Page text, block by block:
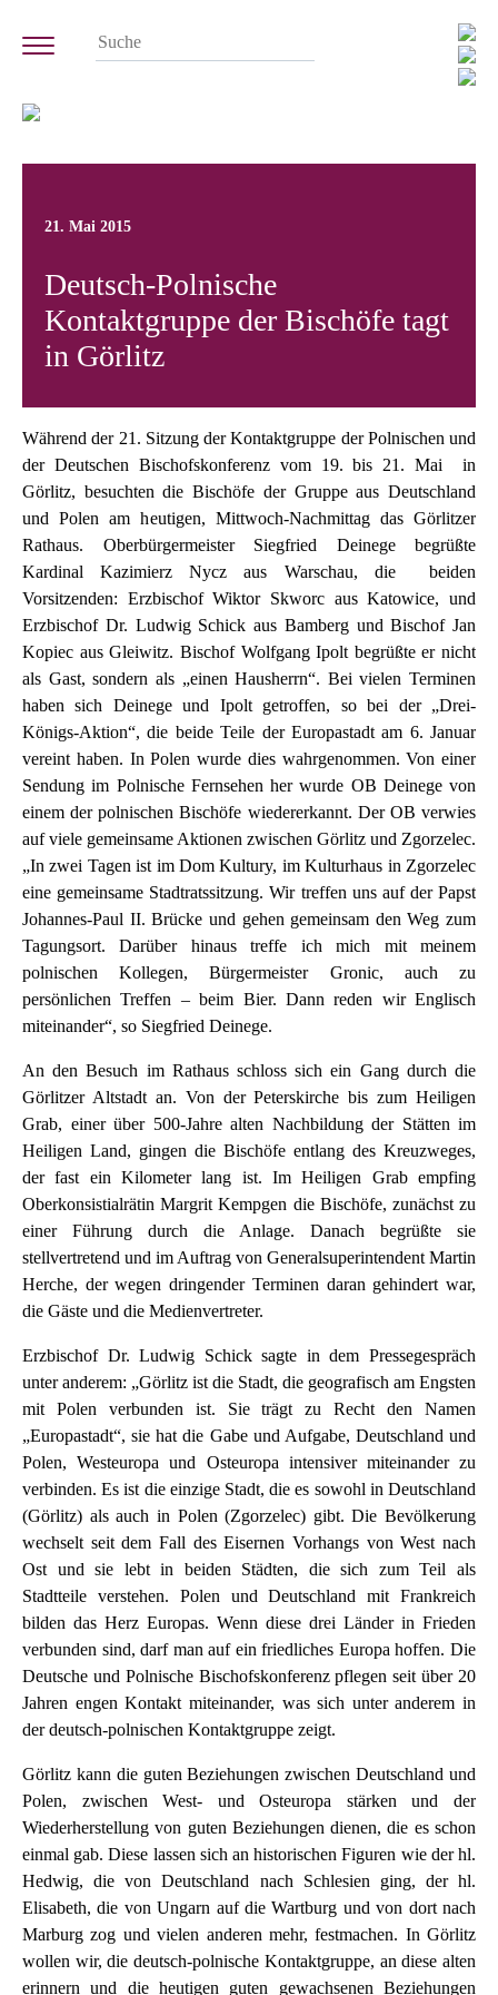
21. Mai 2015
Deutsch-Polnische
Kontaktgruppe der Bischöfe tagt
in Görlitz
Während der 21. Sitzung der Kontaktgruppe der Polnischen und
der Deutschen Bischofskonferenz vom 19. bis 21. Mai in
Görlitz, besuchten die Bischöfe der Gruppe aus Deutschland
und Polen am heutigen, Mittwoch-Nachmittag das Görlitzer
Rathaus. Oberbürgermeister Siegfried Deinege begrüßte
Kardinal Kazimierz Nycz aus Warschau, die beiden
Vorsitzenden: Erzbischof Wiktor Skworc aus Katowice, und
Erzbischof Dr. Ludwig Schick aus Bamberg und Bischof Jan
Kopiec aus Gleiwitz. Bischof Wolfgang Ipolt begrüßte er nicht
als Gast, sondern als „einen Hausherrn“. Bei vielen Terminen
haben sich Deinege und Ipolt getroffen, so bei der „Drei-
Königs-Aktion“, die beide Teile der Europastadt am 6. Januar
vereint haben. In Polen wurde dies wahrgenommen. Von einer
Sendung im Polnische Fernsehen her wurde OB Deinege von
einem der polnischen Bischöfe wiedererkannt. Der OB verwies
auf viele gemeinsame Aktionen zwischen Görlitz und Zgorzelec.
„In zwei Tagen ist im Dom Kultury, im Kulturhaus in Zgorzelec
eine gemeinsame Stadtratssitzung. Wir treffen uns auf der Papst
Johannes-Paul II. Brücke und gehen gemeinsam den Weg zum
Tagungsort. Darüber hinaus treffe ich mich mit meinem
polnischen Kollegen, Bürgermeister Gronic, auch zu
persönlichen Treffen – beim Bier. Dann reden wir Englisch
miteinander“, so Siegfried Deinege.
An den Besuch im Rathaus schloss sich ein Gang durch die
Görlitzer Altstadt an. Von der Peterskirche bis zum Heiligen
Grab, einer über 500-Jahre alten Nachbildung der Stätten im
Heiligen Land, gingen die Bischöfe entlang des Kreuzweges,
der fast ein Kilometer lang ist. Im Heiligen Grab empfing
Oberkonsistialrätin Margrit Kempgen die Bischöfe, zunächst zu
einer Führung durch die Anlage. Danach begrüßte sie
stellvertretend und im Auftrag von Generalsuperintendent Martin
Herche, der wegen dringender Terminen daran gehindert war,
die Gäste und die Medienvertreter.
Erzbischof Dr. Ludwig Schick sagte in dem Pressegespräch
unter anderem: „Görlitz ist die Stadt, die geografisch am Engsten
mit Polen verbunden ist. Sie trägt zu Recht den Namen
„Europastadt“, sie hat die Gabe und Aufgabe, Deutschland und
Polen, Westeuropa und Osteuropa intensiver miteinander zu
verbinden. Es ist die einzige Stadt, die es sowohl in Deutschland
(Görlitz) als auch in Polen (Zgorzelec) gibt. Die Bevölkerung
wechselt seit dem Fall des Eisernen Vorhangs von West nach
Ost und sie lebt in beiden Städten, die sich zum Teil als
Stadtteile verstehen. Polen und Deutschland mit Frankreich
bilden das Herz Europas. Wenn diese drei Länder in Frieden
verbunden sind, darf man auf ein friedliches Europa hoffen. Die
Deutsche und Polnische Bischofskonferenz pflegen seit über 20
Jahren engen Kontakt miteinander, was sich unter anderem in
der deutsch-polnischen Kontaktgruppe zeigt.
Görlitz kann die guten Beziehungen zwischen Deutschland und
Polen, zwischen West- und Osteuropa stärken und der
Wiederherstellung von guten Beziehungen dienen, die es schon
einmal gab. Diese lassen sich an historischen Figuren wie der hl.
Hedwig, die von Deutschland nach Schlesien ging, der hl.
Elisabeth, die von Ungarn auf die Wartburg und von dort nach
Marburg zog und vielen anderen mehr, festmachen. In Görlitz
wollen wir, die deutsch-polnische Kontaktgruppe, an diese alten
erinnern und die heutigen guten gewachsenen Beziehungen